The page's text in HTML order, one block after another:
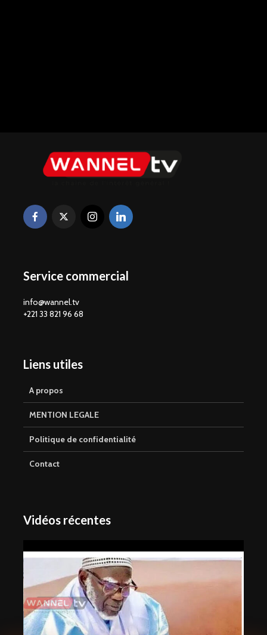
Service commercial
info@wannel.tv
+221 33 821 96 68
Liens utiles
A propos
MENTION LEGALE
Politique de confidentialité
Contact
Vidéos récentes